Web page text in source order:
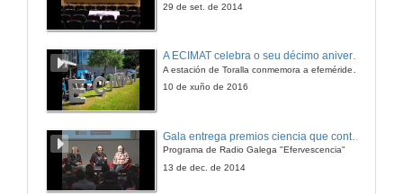
20 de dec. de 2012
20 de dec. de 2012
29 de set. de 2014
A ECIMAT celebra o seu décimo aniversario
10 de xuño de 2016
Programa de Radio Galega "Efervescencia"
13 de dec. de 2014